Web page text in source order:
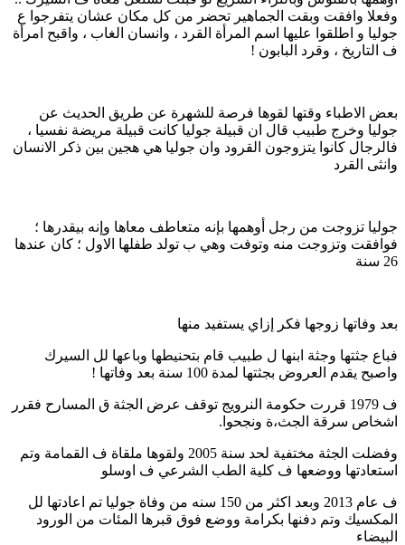
وفعلا وافقت وبقت الجماهير تحضر من كل مكان عشان يتفرجوا ع
جوليا و اطلقوا عليها اسم المرأة القرد ، وانسان الغاب ، واقبح امرأة
ف التاريخ ، وقرد البابون !
بعض الاطباء وقتها لقوها فرصة للشهرة عن طريق الحديث عن
جوليا وخرج طبيب قال ان قبيلة جوليا كانت قبيلة مريضة نفسيا ،
فالرجال كانوا يتزوجون القرود وان جوليا هي هجين بين ذكر الانسان
وانثى القرد
جوليا تزوجت من رجل أوهمها بإنه متعاطف معاها وإنه بيقدرها ؛
فوافقت وتزوجت منه وتوفت وهي ب تولد طفلها الاول ؛ كان عندها
26 سنة
بعد وفاتها زوجها فكر إزاي يستفيد منها
فباع جثتها وجثة ابنها ل طبيب قام بتحنيطها وباعها لل السيرك
واصبح يقدم العروض بجثتها لمدة 100 سنة بعد وفاتها !
ف 1979 قررت حكومة النرويج توقف عرض الجثة ق المسارح فقرر
اشخاص سرقة الجث،ة ونجحوا.
وفضلت الجثة مختفية لحد سنة 2005 ولقوها ملقاة ف القمامة وتم
استعادتها ووضعها ف كلية الطب الشرعي ف اوسلو
ف عام 2013 وبعد اكثر من 150 سنه من وفاة جوليا تم اعادتها لل
المكسيك وتم دفنها بكرامة ووضع فوق قبرها المئات من الورود
البيضاء